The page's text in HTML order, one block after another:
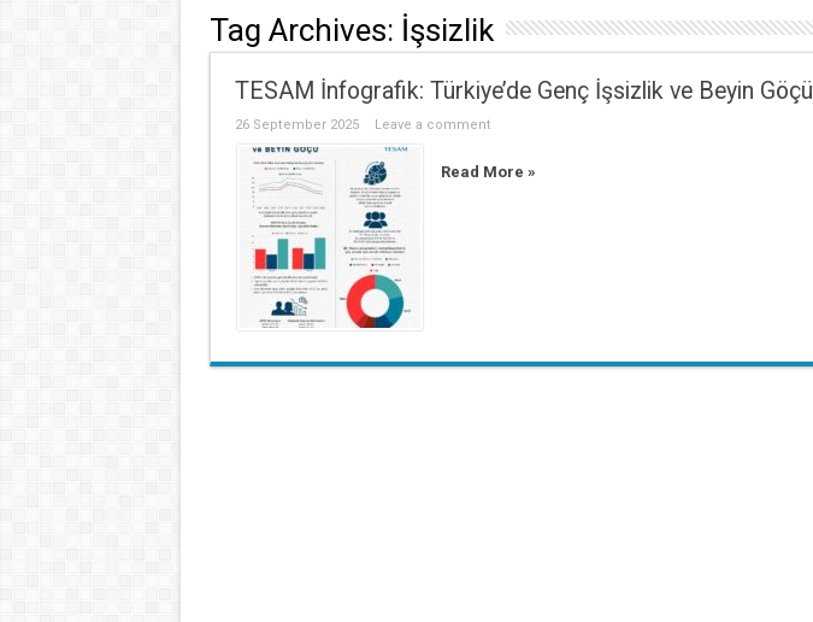
Tag Archives: İşsizlik
TESAM İnfografik: Türkiye’de Genç İşsizlik ve Beyin Göçü
26 September 2025 Leave a comment
Read More »